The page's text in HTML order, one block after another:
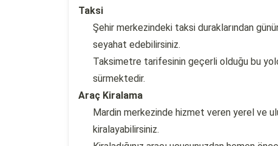
Taksi
Şehir merkezindeki taksi duraklarından
seyahat edebilirsiniz.
Taksimetre tarifesinin geçerli olduğu bu
sürmektedir.
Araç Kiralama
Mardin merkezinde hizmet veren yerel ve
kiralayabilirsiniz.